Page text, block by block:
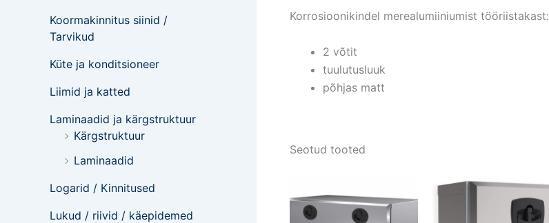
Koormakinnitus siinid /
Tarvikud
Küte ja konditsioneer
Liimid ja katted
Laminaadid ja kärgstruktuur
Kärgstruktuur
Laminaadid
Logarid / Kinnitused
Lukud / riivid / käepidemed
Korrosioonikindel merealumiiniumist tööriistakast:
2 võtit
tuulutusluuk
põhjas matt
Seotud tooted